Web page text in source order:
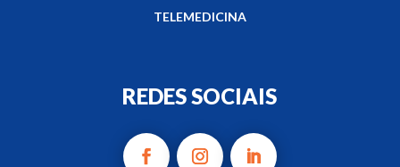
TELEMEDICINA
REDES SOCIAIS